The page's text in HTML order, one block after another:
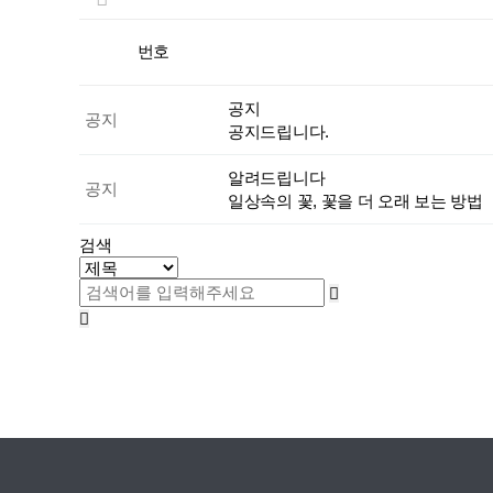
번호
공지
공지
공지드립니다.
공지
알려드립니다
일상속의 꽃, 꽃을 더 오래 보는 방법
검색